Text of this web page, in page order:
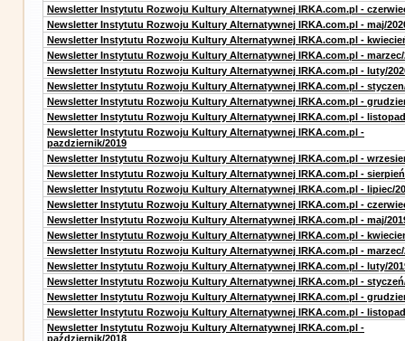
Newsletter Instytutu Rozwoju Kultury Alternatywnej IRKA.com.pl -
Newsletter Instytutu Rozwoju Kultury Alternatywnej IRKA.com.pl - maj/
Newsletter Instytutu Rozwoju Kultury Alternatywnej IRKA.com.pl -
Newsletter Instytutu Rozwoju Kultury Alternatywnej IRKA.com.pl - marzec/
Newsletter Instytutu Rozwoju Kultury Alternatywnej IRKA.com.pl - luty/
Newsletter Instytutu Rozwoju Kultury Alternatywnej IRKA.com.pl -
Newsletter Instytutu Rozwoju Kultury Alternatywnej IRKA.com.pl -
Newsletter Instytutu Rozwoju Kultury Alternatywnej IRKA.com.pl -
Newsletter Instytutu Rozwoju Kultury Alternatywnej IRKA.com.pl -
pazdziernik/2019
Newsletter Instytutu Rozwoju Kultury Alternatywnej IRKA.com.pl -
Newsletter Instytutu Rozwoju Kultury Alternatywnej IRKA.com.pl -
Newsletter Instytutu Rozwoju Kultury Alternatywnej IRKA.com.pl - lipiec/
Newsletter Instytutu Rozwoju Kultury Alternatywnej IRKA.com.pl -
Newsletter Instytutu Rozwoju Kultury Alternatywnej IRKA.com.pl - maj/
Newsletter Instytutu Rozwoju Kultury Alternatywnej IRKA.com.pl -
Newsletter Instytutu Rozwoju Kultury Alternatywnej IRKA.com.pl - marzec/
Newsletter Instytutu Rozwoju Kultury Alternatywnej IRKA.com.pl - luty/
Newsletter Instytutu Rozwoju Kultury Alternatywnej IRKA.com.pl -
Newsletter Instytutu Rozwoju Kultury Alternatywnej IRKA.com.pl -
Newsletter Instytutu Rozwoju Kultury Alternatywnej IRKA.com.pl -
Newsletter Instytutu Rozwoju Kultury Alternatywnej IRKA.com.pl -
październik/2018